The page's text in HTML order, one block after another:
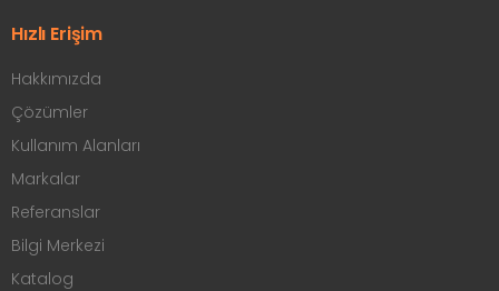
Hızlı Erişim
Hakkımızda
Çözümler
Kullanım Alanları
Markalar
Referanslar
Bilgi Merkezi
Katalog